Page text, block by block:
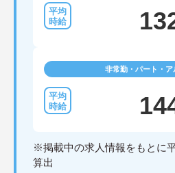
非常勤・パート・ア
※掲載中の求人情報をもとに
算出